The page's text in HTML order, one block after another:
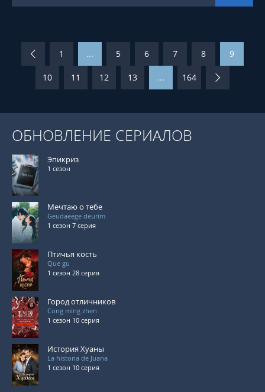
1 ... 5 6 7 8 9
10 11 12 13 ... 164
ОБНОВЛЕНИЕ СЕРИАЛОВ
Эпикриз
1 сезон
Мечтаю о тебе
Geudaeege deurim
1 сезон 7 серия
Птичья кость
Que gu
1 сезон 28 серия
Город отличников
Cong ming zhen
1 сезон 10 серия
История Хуаны
La historia de Juana
1 сезон 10 серия